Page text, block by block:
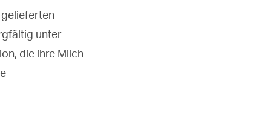
unter
die ihre Milch